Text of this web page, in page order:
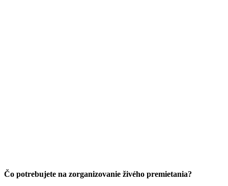
Čo potrebujete na zorganizovanie živého premietania?